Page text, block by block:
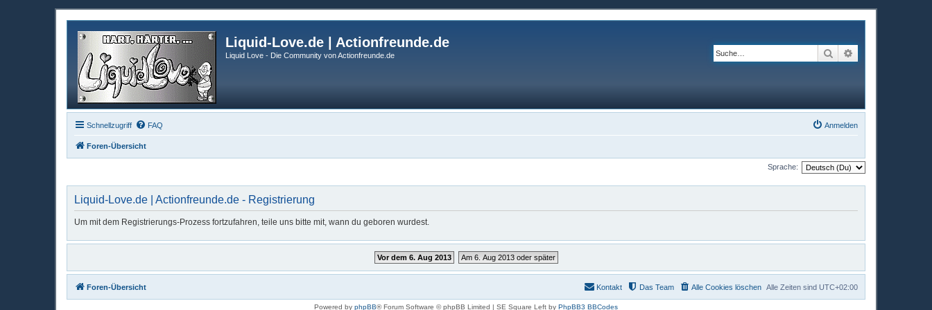
Liquid-Love.de | Actionfreunde.de
Liquid Love - Die Community von Actionfreunde.de Suche
Schnellzugriff FAQ Anmelden
Foren-Übersicht
Sprache:
Liquid-Love.de | Actionfreunde.de - Registrierung
Um mit dem Registrierungs-Prozess fortzufahren, teile uns bitte mit, wann du geboren wurdest.
Vor dem 6. Aug 2013 Am 6. Aug 2013 oder später
Foren-Übersicht Alle Zeiten sind UTC+02:00
Alle Cookies löschen
Das Team
Kontakt
Powered by phpBB® Forum Software © phpBB Limited | SE Square Left by PhpBB3 BBCodes